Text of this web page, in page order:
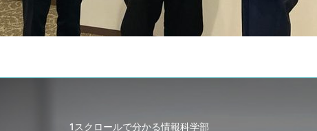
1スクロールで分かる情報科学部